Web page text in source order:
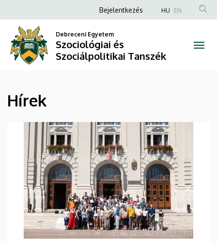
Szociológiai
Szociálpolitikai
Tanszék
a
tartalomra
Anonim
fiók
menüje
Bejelentkezés HU EN
Debreceni Egyetem
Szociológiai és
Szociálpolitikai Tanszék
Hírek